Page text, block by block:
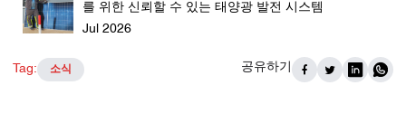
를 위한 신뢰할 수 있는 태양광 발전 시스템
Jul 2026
Tag: 소식 공유하기